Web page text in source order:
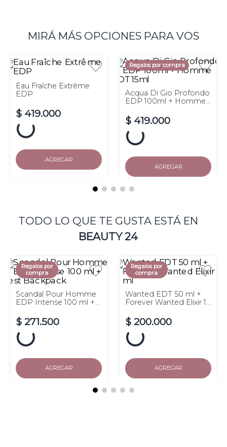
MIRÁ MÁS OPCIONES PARA VOS
Eau Fraîche Extrême
EDP
$ 419.000
Hasta10
interés
AGREGAR
Regalos por compra
Acqua Di Gio Profondo
EDP 100ml + Homme
$ 419.000
Hasta10
interés
AGREGAR
TODO LO QUE TE GUSTA ESTÁ EN
BEAUTY 24
Regalos por
compra
Scandal Pour Homme
EDP Intense 100 ml +
$ 271 500
Hasta10
interés
AGREGAR
Regalos por
compra
Wanted EDT 50 ml +
Forever Wanted Elixir 10
$ 200000
Hasta10
interés
AGREGAR